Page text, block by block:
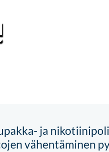
ja
vähentäminen